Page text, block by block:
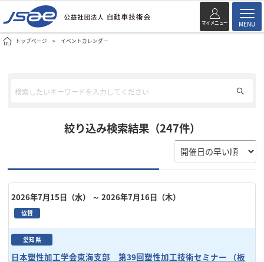
マイメニュー MENU
トップページ イベントカレンダー
絞り込み検索結果（247件）
2026年7月15日（水） ～ 2026年7月16日（木）
協賛
愛知県
日本塑性加工学会東海支部 第39回塑性加工技術セミナー （板